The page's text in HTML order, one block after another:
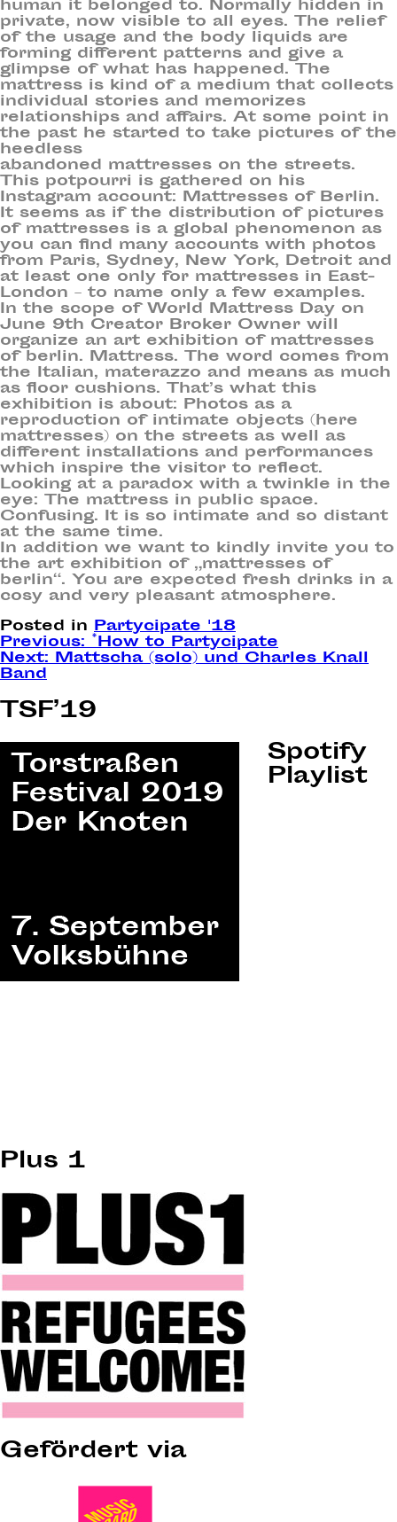
human it belonged to. Normally hidden in
private, now visible to all eyes. The relief
of the usage and the body liquids are
forming different patterns and give a
glimpse of what has happened. The
mattress is kind of a medium that collects
individual stories and memorizes
relationships and affairs. At some point in
the past he started to take pictures of the
heedless
abandoned mattresses on the streets.
This potpourri is gathered on his
Instagram account: Mattresses of Berlin.
It seems as if the distribution of pictures
of mattresses is a global phenomenon as
you can find many accounts with photos
from Paris, Sydney, New York, Detroit and
at least one only for mattresses in East-
London – to name only a few examples.
In the scope of World Mattress Day on
June 9th Creator Broker Owner will
organize an art exhibition of mattresses
of berlin. Mattress. The word comes from
the Italian, materazzo and means as much
as floor cushions. That’s what this
exhibition is about: Photos as a
reproduction of intimate objects (here
mattresses) on the streets as well as
different installations and performances
which inspire the visitor to reflect.
Looking at a paradox with a twinkle in the
eye: The mattress in public space.
Confusing. It is so intimate and so distant
at the same time.
In addition we want to kindly invite you to
the art exhibition of „mattresses of
berlin“. You are expected fresh drinks in a
cosy and very pleasant atmosphere.
Posted inPartycipate '18
Post
navigation
Previous: *How to Partycipate
Next: Mattscha (solo) und Charles Knall
Band
TSF’19
Spotify
Playlist
Plus 1
Gefördert via